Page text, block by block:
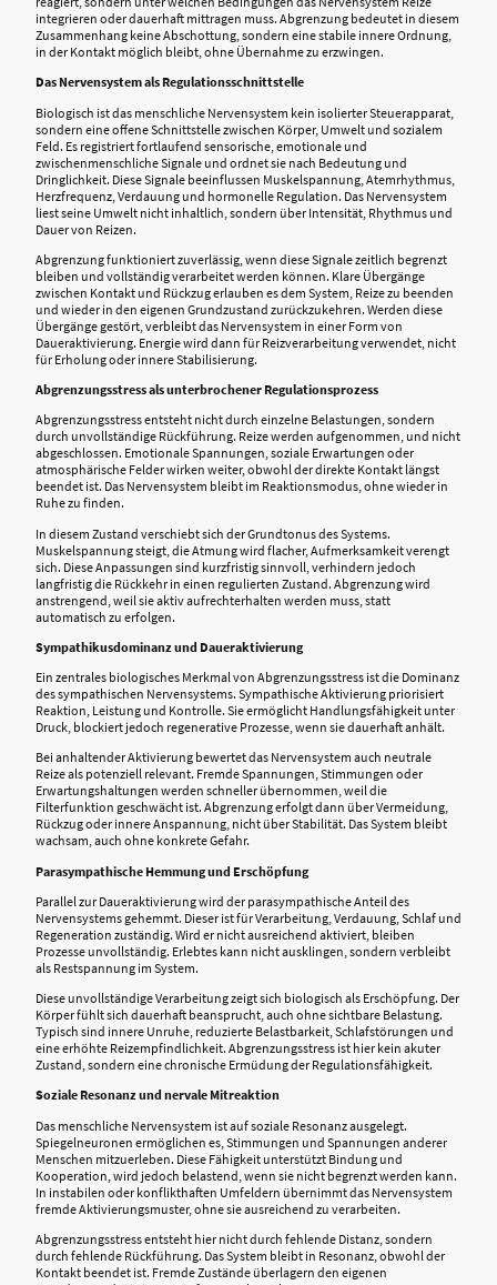
integrieren oder dauerhaft mittragen muss. Abgrenzung bedeutet in diesem
Zusammenhang keine Abschottung, sondern eine stabile innere Ordnung,
in der Kontakt möglich bleibt, ohne Übernahme zu erzwingen.
Das Nervensystem als Regulationsschnittstelle
Biologisch ist das menschliche Nervensystem kein isolierter Steuerapparat,
sondern eine offene Schnittstelle zwischen Körper, Umwelt und sozialem
Feld. Es registriert fortlaufend sensorische, emotionale und
zwischenmenschliche Signale und ordnet sie nach Bedeutung und
Dringlichkeit. Diese Signale beeinflussen Muskelspannung, Atemrhythmus,
Herzfrequenz, Verdauung und hormonelle Regulation. Das Nervensystem
liest seine Umwelt nicht inhaltlich, sondern über Intensität, Rhythmus und
Dauer von Reizen.
Abgrenzung funktioniert zuverlässig, wenn diese Signale zeitlich begrenzt
bleiben und vollständig verarbeitet werden können. Klare Übergänge
zwischen Kontakt und Rückzug erlauben es dem System, Reize zu beenden
und wieder in den eigenen Grundzustand zurückzukehren. Werden diese
Übergänge gestört, verbleibt das Nervensystem in einer Form von
Daueraktivierung. Energie wird dann für Reizverarbeitung verwendet, nicht
für Erholung oder innere Stabilisierung.
Abgrenzungsstress als unterbrochener Regulationsprozess
Abgrenzungsstress entsteht nicht durch einzelne Belastungen, sondern
durch unvollständige Rückführung. Reize werden aufgenommen, und nicht
abgeschlossen. Emotionale Spannungen, soziale Erwartungen oder
atmosphärische Felder wirken weiter, obwohl der direkte Kontakt längst
beendet ist. Das Nervensystem bleibt im Reaktionsmodus, ohne wieder in
Ruhe zu finden.
In diesem Zustand verschiebt sich der Grundtonus des Systems.
Muskelspannung steigt, die Atmung wird flacher, Aufmerksamkeit verengt
sich. Diese Anpassungen sind kurzfristig sinnvoll, verhindern jedoch
langfristig die Rückkehr in einen regulierten Zustand. Abgrenzung wird
anstrengend, weil sie aktiv aufrechterhalten werden muss, statt
automatisch zu erfolgen.
Sympathikusdominanz und Daueraktivierung
Ein zentrales biologisches Merkmal von Abgrenzungsstress ist die Dominanz
des sympathischen Nervensystems. Sympathische Aktivierung priorisiert
Reaktion, Leistung und Kontrolle. Sie ermöglicht Handlungsfähigkeit unter
Druck, blockiert jedoch regenerative Prozesse, wenn sie dauerhaft anhält.
Bei anhaltender Aktivierung bewertet das Nervensystem auch neutrale
Reize als potenziell relevant. Fremde Spannungen, Stimmungen oder
Erwartungshaltungen werden schneller übernommen, weil die
Filterfunktion geschwächt ist. Abgrenzung erfolgt dann über Vermeidung,
Rückzug oder innere Anspannung, nicht über Stabilität. Das System bleibt
wachsam, auch ohne konkrete Gefahr.
Parasympathische Hemmung und Erschöpfung
Parallel zur Daueraktivierung wird der parasympathische Anteil des
Nervensystems gehemmt. Dieser ist für Verarbeitung, Verdauung, Schlaf und
Regeneration zuständig. Wird er nicht ausreichend aktiviert, bleiben
Prozesse unvollständig. Erlebtes kann nicht ausklingen, sondern verbleibt
als Restspannung im System.
Diese unvollständige Verarbeitung zeigt sich biologisch als Erschöpfung. Der
Körper fühlt sich dauerhaft beansprucht, auch ohne sichtbare Belastung.
Typisch sind innere Unruhe, reduzierte Belastbarkeit, Schlafstörungen und
eine erhöhte Reizempfindlichkeit. Abgrenzungsstress ist hier kein akuter
Zustand, sondern eine chronische Ermüdung der Regulationsfähigkeit.
Soziale Resonanz und nervale Mitreaktion
Das menschliche Nervensystem ist auf soziale Resonanz ausgelegt.
Spiegelneuronen ermöglichen es, Stimmungen und Spannungen anderer
Menschen mitzuerleben. Diese Fähigkeit unterstützt Bindung und
Kooperation, wird jedoch belastend, wenn sie nicht begrenzt werden kann.
In instabilen oder konflikthaften Umfeldern übernimmt das Nervensystem
fremde Aktivierungsmuster, ohne sie ausreichend zu verarbeiten.
Abgrenzungsstress entsteht hier nicht durch fehlende Distanz, sondern
durch fehlende Rückführung. Das System bleibt in Resonanz, obwohl der
Kontakt beendet ist. Fremde Zustände überlagern den eigenen